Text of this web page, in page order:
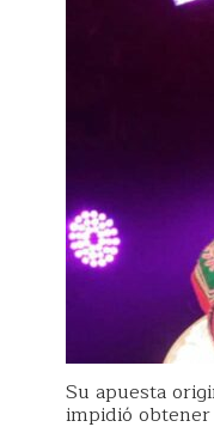
Su apuesta
impidió